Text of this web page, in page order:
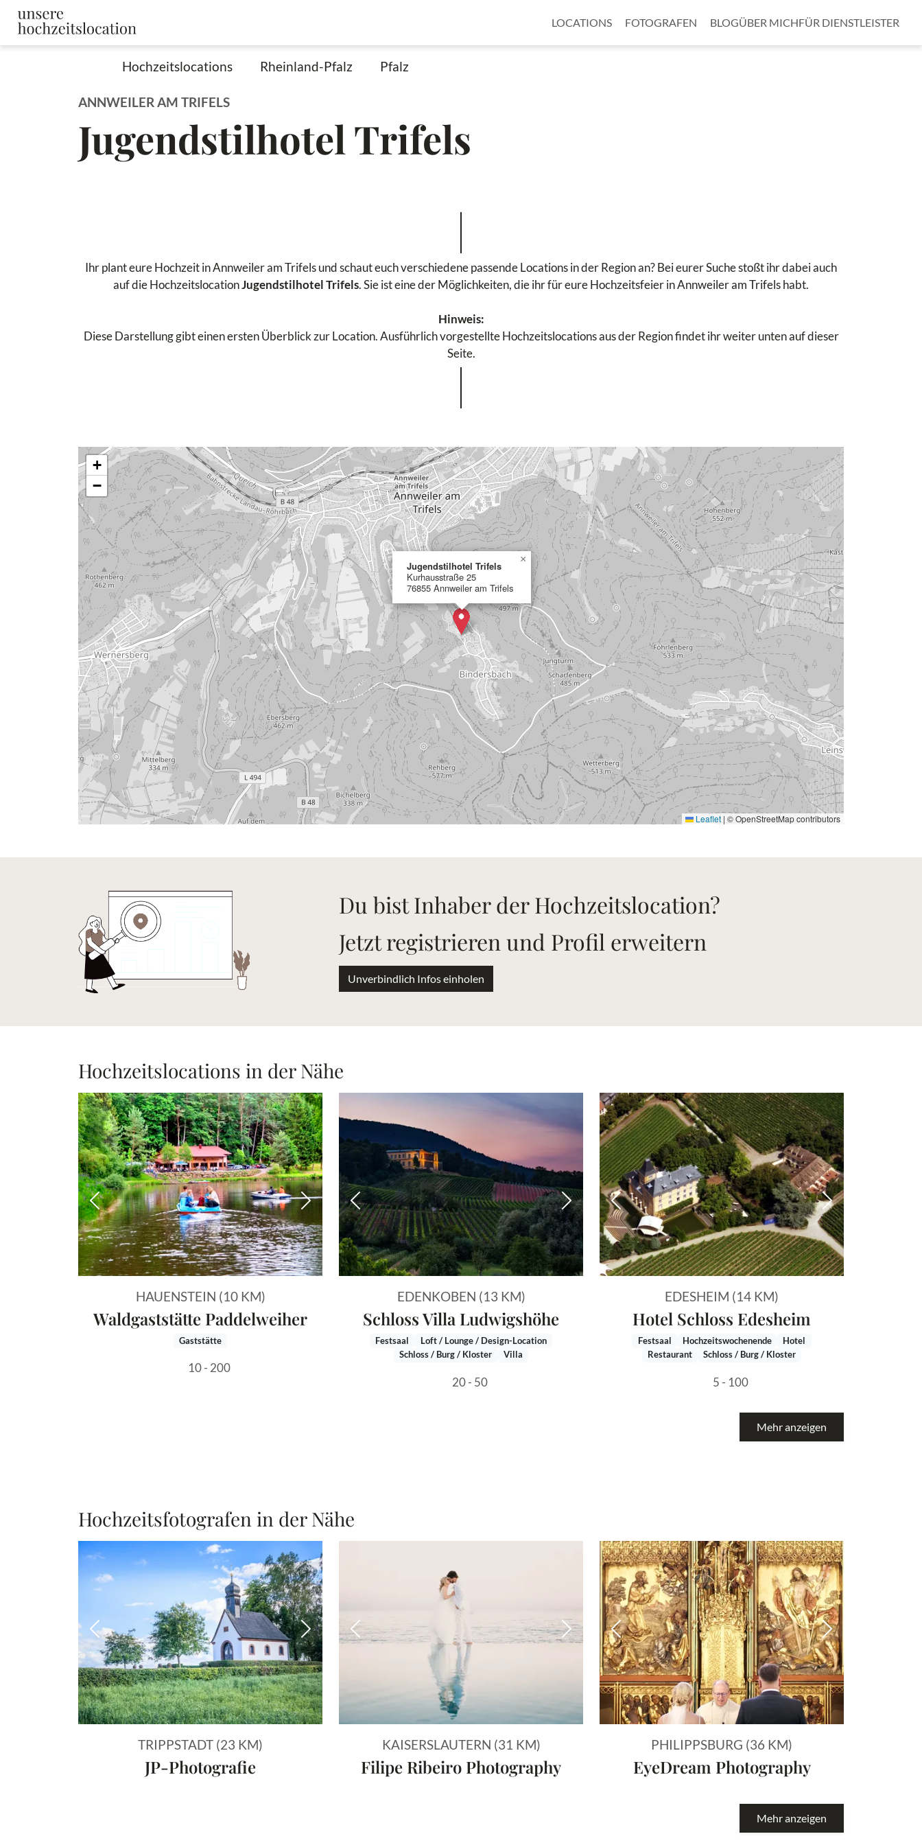
LOCATIONS FOTOGRAFEN BLOGÜBER MICHFÜR DIENSTLEISTER
Hochzeitslocations Rheinland-Pfalz Pfalz
ANNWEILER AM TRIFELS
Jugendstilhotel Trifels
Ihr plant eure Hochzeit in Annweiler am Trifels und schaut euch verschiedene passende Locations in der Region an? Bei eurer Suche stoßt ihr dabei auch
auf die HochzeitslocationJugendstilhotel Trifels. Sie ist eine der Möglichkeiten, die ihr für eure Hochzeitsfeier in Annweiler am Trifels habt.
Hinweis:
Diese Darstellung gibt einen ersten Überblick zur Location. Ausführlich vorgestellte Hochzeitslocations aus der Region findet ihr weiter unten auf dieser
Seite.
Jugendstilhotel Trifels
Kurhausstraße 25
76855 Annweiler am Trifels
×
+
−
Leaflet | © OpenStreetMap contributors
Du bist Inhaber der Hochzeitslocation?
Jetzt registrieren und Profil erweitern
Unverbindlich Infos einholen
Hochzeitslocations in der Nähe
Vorheriges Bild Nächstes Bild
HAUENSTEIN (10 KM)
Waldgaststätte Paddelweiher
Gaststätte
10 - 200
Vorheriges Bild Nächstes Bild
EDENKOBEN (13 KM)
Schloss Villa Ludwigshöhe
Festsaal
Loft / Lounge / Design-Location
Schloss / Burg / Kloster
Villa
20 - 50
Vorheriges Bild Nächstes Bild
EDESHEIM (14 KM)
Hotel Schloss Edesheim
Festsaal Hochzeitswochenende
Hotel
Restaurant
Schloss / Burg / Kloster
5 - 100
Mehr anzeigen
Hochzeitsfotografen in der Nähe
Vorheriges Bild Nächstes Bild
TRIPPSTADT (23 KM)
JP-Photografie
Vorheriges Bild Nächstes Bild
KAISERSLAUTERN (31 KM)
Filipe Ribeiro Photography
Vorheriges Bild Nächstes Bild
PHILIPPSBURG (36 KM)
EyeDream Photography
Mehr anzeigen